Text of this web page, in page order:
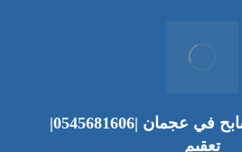
شركة تنظيف مسابح في عجمان |0545681606|
تعقيم